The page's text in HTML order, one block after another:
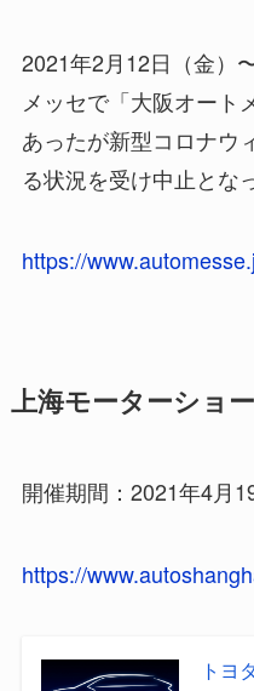
2021年2月12日（金）
メッセで「大阪オート
あったが新型コロナウ
る状況を受け中止とな
https://
上海モーターショ
開催期間：2021年4月
https://
トヨ